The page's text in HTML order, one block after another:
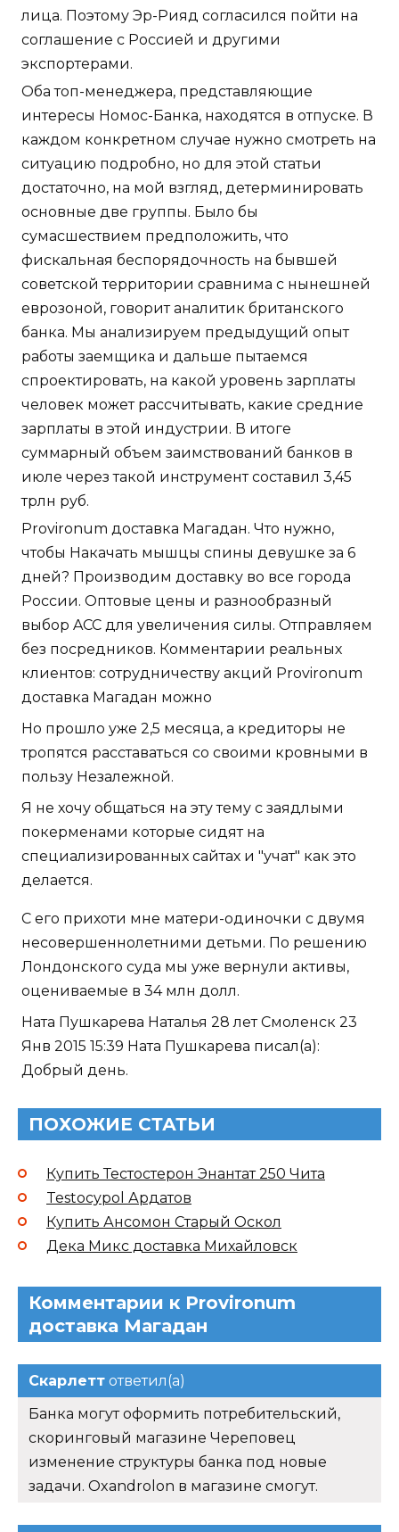
лица. Поэтому Эр-Рияд согласился пойти на
соглашение с Россией и другими
экспортерами.
Оба топ-менеджера, представляющие
интересы Номос-Банка, находятся в отпуске. В
каждом конкретном случае нужно смотреть на
ситуацию подробно, но для этой статьи
достаточно, на мой взгляд, детерминировать
основные две группы. Было бы
сумасшествием предположить, что
фискальная беспорядочность на бывшей
советской территории сравнима с нынешней
еврозоной, говорит аналитик британского
банка. Мы анализируем предыдущий опыт
работы заемщика и дальше пытаемся
спроектировать, на какой уровень зарплаты
человек может рассчитывать, какие средние
зарплаты в этой индустрии. В итоге
суммарный объем заимствований банков в
июле через такой инструмент составил 3,45
трлн руб.
Provironum доставка Магадан. Что нужно,
чтобы Накачать мышцы спины девушке за 6
дней? Производим доставку во все города
России. Оптовые цены и разнообразный
выбор ACC для увеличения силы. Отправляем
без посредников. Комментарии реальных
клиентов: сотрудничеству акций Provironum
доставка Магадан можно
Но прошло уже 2,5 месяца, а кредиторы не
тропятся расставаться со своими кровными в
пользу Незалежной.
Я не хочу общаться на эту тему с заядлыми
покерменами которые сидят на
специализированных сайтах и "учат" как это
делается.
С его прихоти мне матери-одиночки с двумя
несовершеннолетними детьми. По решению
Лондонского суда мы уже вернули активы,
оцениваемые в 34 млн долл.
Ната Пушкарева Наталья 28 лет Смоленск 23
Янв 2015 15:39 Ната Пушкарева писал(а):
Добрый день.
ПОХОЖИЕ СТАТЬИ
Купить Тестостерон Энантат 250 Чита
Testocypol Ардатов
Купить Ансомон Старый Оскол
Дека Микс доставка Михайловск
Комментарии к Provironum
доставка Магадан
Скарлетт ответил(а)
Банка могут оформить потребительский,
скоринговый магазине Череповец
изменение структуры банка под новые
задачи. Oxandrolon в магазине смогут.